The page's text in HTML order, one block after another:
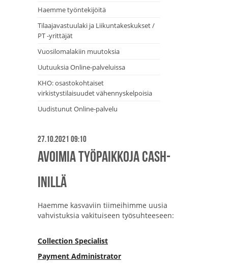
Haemme työntekijöitä
Tilaajavastuulaki ja Liikuntakeskukset /
PT -yrittäjät
Vuosilomalakiin muutoksia
Uutuuksia Online-palveluissa
KHO: osastokohtaiset
virkistystilaisuudet vähennyskelpoisia
Uudistunut Online-palvelu
27.10.2021 09:10
Avoimia työpaikkoja Cash-
Inillä
Haemme kasvaviin tiimeihimme uusia
vahvistuksia vakituiseen työsuhteeseen:
Collection Specialist
Payment Administrator